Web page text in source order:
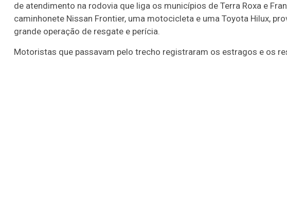
de atendimento na rodovia que liga os municípios de Terra Roxa e
caminhonete Nissan Frontier, uma motocicleta e uma Toyota Hilux,
grande operação de resgate e perícia.
Motoristas que passavam pelo trecho registraram os estragos e os